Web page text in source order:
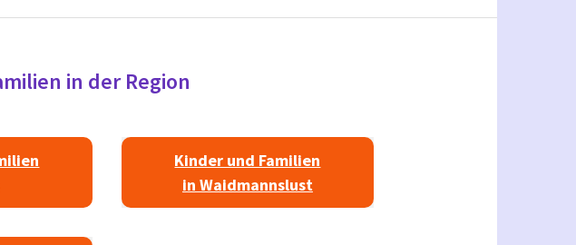
in der Region
Kinder und Familien
in Waidmannslust